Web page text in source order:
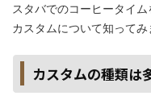
スタバでのコーヒータイ
カスタムについて知ってみ
カスタムの種類は